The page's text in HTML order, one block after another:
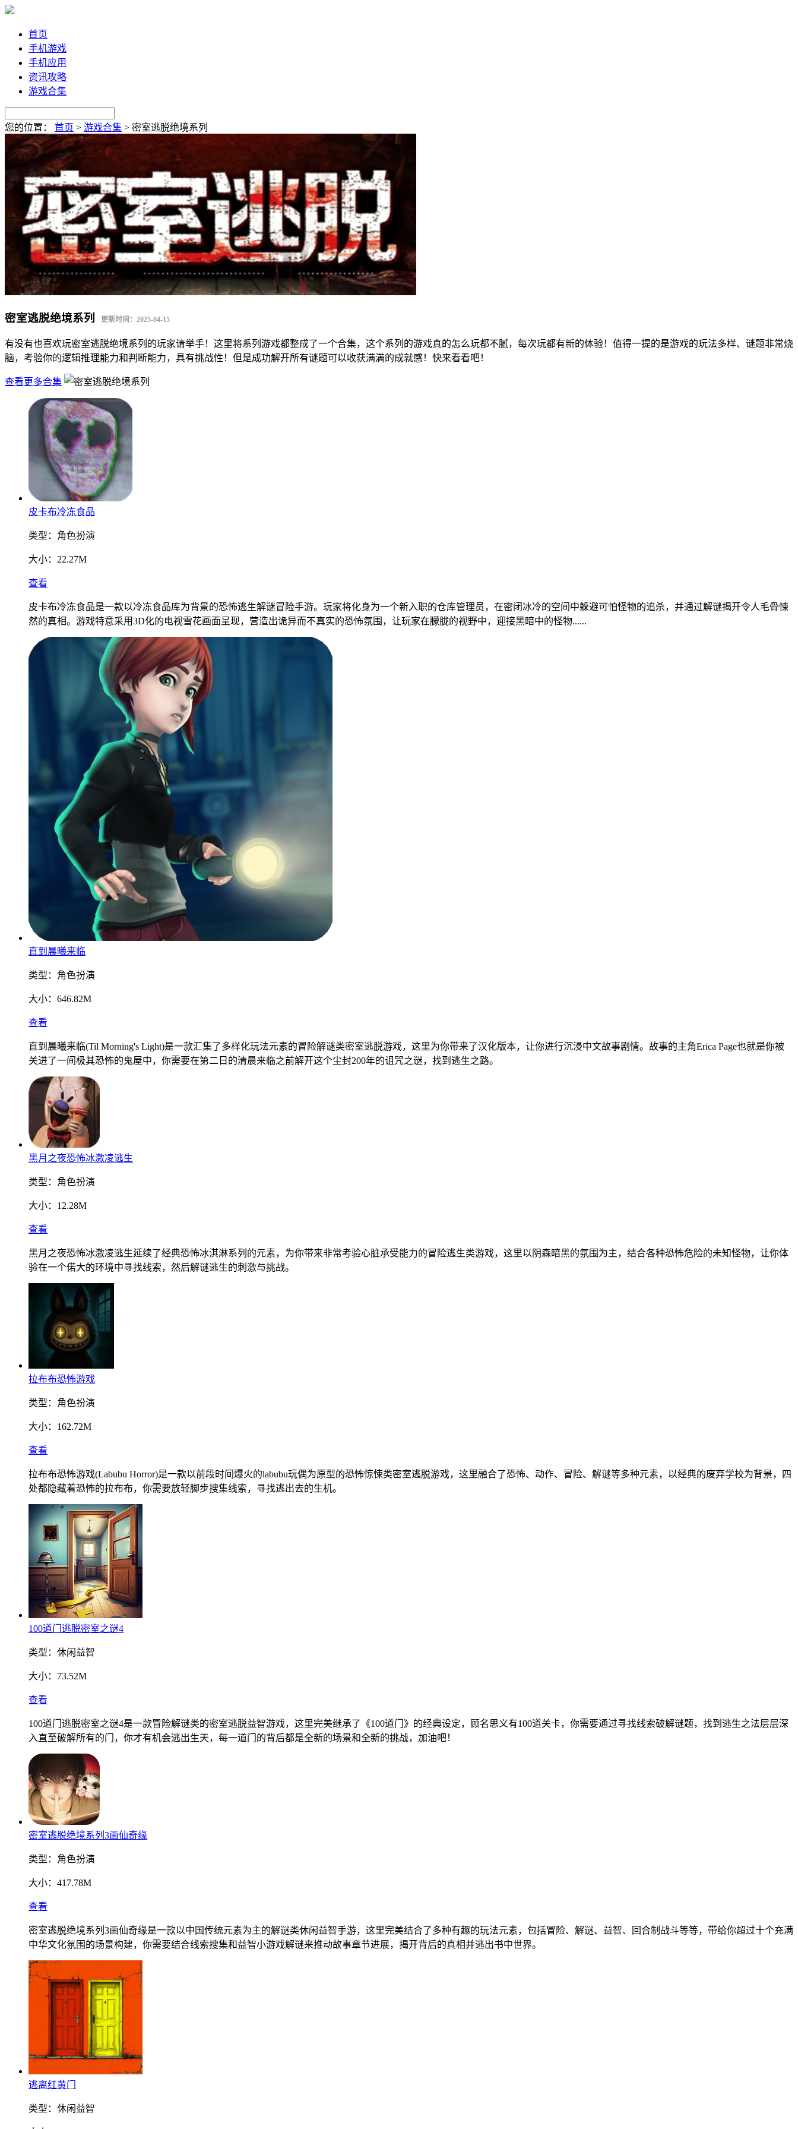
首页
手机游戏
手机应用
资讯攻略
游戏合集
您的位置： 首页 > 游戏合集 > 密室逃脱绝境系列
密室逃脱绝境系列 更新时间：2025-04-15
有没有也喜欢玩密室逃脱绝境系列的玩家请举手！这里将系列游戏都整成了一个合集，这个系列的游戏真的怎么玩都不腻，每次玩都有新的体验！值得一提的是游戏的玩法多样、谜题非常烧
脑，考验你的逻辑推理能力和判断能力，具有挑战性！但是成功解开所有谜题可以收获满满的成就感！快来看看吧！
查看更多合集
皮卡布冷冻食品
类型： 角色扮演
大小： 22.27M
查看
皮卡布冷冻食品是一款以冷冻食品库为背景的恐怖逃生解谜冒险手游。玩家将化身为一个新入职的仓库管理员，在密闭冰冷的空间中躲避可怕怪物的追杀，并通过解谜揭开令人毛骨悚
然的真相。游戏特意采用3D化的电视雪花画面呈现，营造出诡异而不真实的恐怖氛围，让玩家在朦胧的视野中，迎接黑暗中的怪物......
直到晨曦来临
类型： 角色扮演
大小： 646.82M
查看
直到晨曦来临(Til Morning's Light)是一款汇集了多样化玩法元素的冒险解谜类密室逃脱游戏，这里为你带来了汉化版本，让你进行沉浸中文故事剧情。故事的主角Erica Page也就是你被
关进了一间极其恐怖的鬼屋中，你需要在第二日的清晨来临之前解开这个尘封200年的诅咒之谜，找到逃生之路。
黑月之夜恐怖冰激凌逃生
类型： 角色扮演
大小： 12.28M
查看
黑月之夜恐怖冰激凌逃生延续了经典恐怖冰淇淋系列的元素，为你带来非常考验心脏承受能力的冒险逃生类游戏，这里以阴森暗黑的氛围为主，结合各种恐怖危险的未知怪物，让你体
验在一个偌大的环境中寻找线索，然后解谜逃生的刺激与挑战。
拉布布恐怖游戏
类型： 角色扮演
大小： 162.72M
查看
拉布布恐怖游戏(Labubu Horror)是一款以前段时间爆火的labubu玩偶为原型的恐怖惊悚类密室逃脱游戏，这里融合了恐怖、动作、冒险、解谜等多种元素，以经典的废弃学校为背景，四
处都隐藏着恐怖的拉布布，你需要放轻脚步搜集线索，寻找逃出去的生机。
100道门逃脱密室之谜4
类型： 休闲益智
大小： 73.52M
查看
100道门逃脱密室之谜4是一款冒险解谜类的密室逃脱益智游戏，这里完美继承了《100道门》的经典设定，顾名思义有100道关卡，你需要通过寻找线索破解谜题，找到逃生之法层层深
入直至破解所有的门，你才有机会逃出生天，每一道门的背后都是全新的场景和全新的挑战，加油吧！
密室逃脱绝境系列3画仙奇缘
类型： 角色扮演
大小： 417.78M
查看
密室逃脱绝境系列3画仙奇缘是一款以中国传统元素为主的解谜类休闲益智手游，这里完美结合了多种有趣的玩法元素，包括冒险、解谜、益智、回合制战斗等等，带给你超过十个充满
中华文化氛围的场景构建，你需要结合线索搜集和益智小游戏解谜来推动故事章节进展，揭开背后的真相并逃出书中世界。
逃离红黄门
类型： 休闲益智